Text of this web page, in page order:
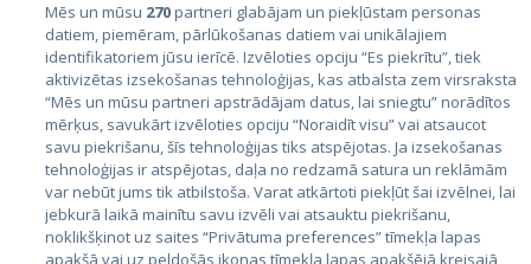
Страны
Эстония
Латвия
Литва
Mēs un mūsu 270partneri glabājam un piekļūstam personas
datiem, piemēram, pārlūkošanas datiem vai unikālajiem
identifikatoriem jūsu ierīcē. Izvēloties opciju “Es piekrītu”, tiek
aktivizētas izsekošanas tehnoloģijas, kas atbalsta zem virsraksta
“Mēs un mūsu partneri apstrādājam datus, lai sniegtu” norādītos
mērķus, savukārt izvēloties opciju “Noraidīt visu” vai atsaucot
savu piekrišanu, šīs tehnoloģijas tiks atspējotas. Ja izsekošanas
tehnoloģijas ir atspējotas, daļa no redzamā satura un reklāmām
var nebūt jums tik atbilstoša. Varat atkārtoti piekļūt šai izvēlnei, lai
jebkurā laikā mainītu savu izvēli vai atsauktu piekrišanu,
noklikšķinot uz saites “Privātuma preferences” tīmekļa lapas
apakšā vai uz peldošās ikonas tīmekļa lapas apakšējā kreisajā